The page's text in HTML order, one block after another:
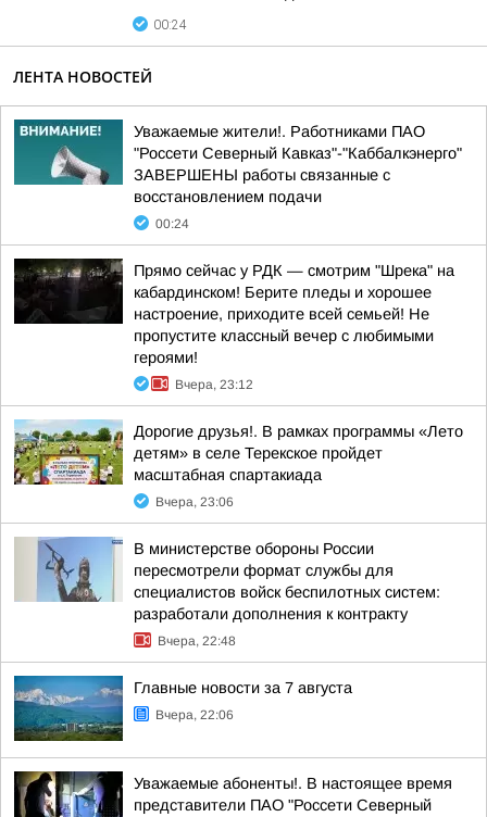
00:24
ЛЕНТА НОВОСТЕЙ
Уважаемые жители!. Работниками ПАО
"Россети Северный Кавказ"-"Каббалкэнерго"
ЗАВЕРШЕНЫ работы связанные с
восстановлением подачи
00:24
Прямо сейчас у РДК — смотрим "Шрека" на
кабардинском! Берите пледы и хорошее
настроение, приходите всей семьей! Не
пропустите классный вечер с любимыми
героями!
Вчера, 23:12
Дорогие друзья!. В рамках программы «Лето
детям» в селе Терекское пройдет
масштабная спартакиада
Вчера, 23:06
В министерстве обороны России
пересмотрели формат службы для
специалистов войск беспилотных систем:
разработали дополнения к контракту
Вчера, 22:48
Главные новости за 7 августа
Вчера, 22:06
Уважаемые абоненты!. В настоящее время
представители ПАО "Россети Северный